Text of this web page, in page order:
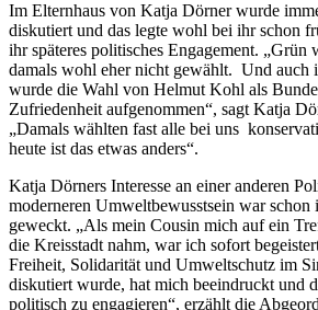
Im Elternhaus von Katja Dörner wurde
diskutiert und das legte wohl bei ihr schon
ihr späteres politisches Engagement. „Grün
damals wohl eher nicht gewählt. Und auch
wurde die Wahl von Helmut Kohl als
Zufriedenheit aufgenommen“, sagt Katja
„Damals wählten fast alle bei uns
heute ist das etwas anders“.
Katja Dörners Interesse an einer anderen
moderneren Umweltbewusstsein war schon
geweckt. „Als mein Cousin mich auf ein
die Kreisstadt nahm, war ich sofort
Freiheit, Solidarität und Umweltschutz im
diskutiert wurde, hat mich beeindruckt und
politisch zu engagieren“, erzählt die